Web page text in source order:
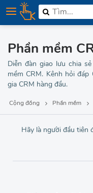
Điện thoại
Lập trình
Bảo mật
Thương hiệu
MMO
Tuyển dụng
Phần mềm
Diễn đàn giao lưu chia
mềm CRM. Kênh hỏi
gia CRM hàng đầu.
Cộng đồng Phần mềm
Hãy là người đầu tiên